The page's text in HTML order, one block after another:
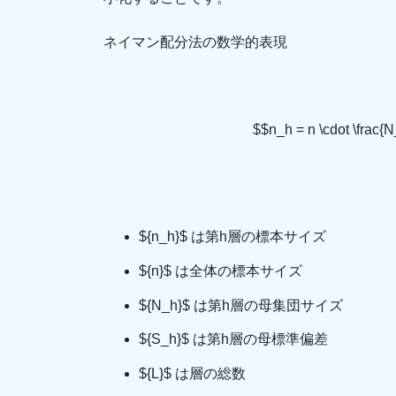
ネイマン配分法の数学的表現
$$n_h = n \cdot
${n_h}$ は第h層の標本サイズ
${n}$ は全体の標本サイズ
${N_h}$ は第h層の母集団サイズ
${S_h}$ は第h層の母標準偏差
${L}$ は層の総数